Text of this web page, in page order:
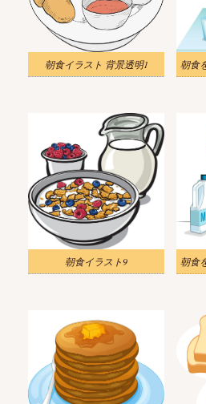
朝食イラスト 背景透明1
朝食イラスト9